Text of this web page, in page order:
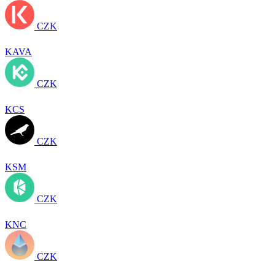
CZK
KAVA
CZK
KCS
CZK
KSM
CZK
KNC
CZK